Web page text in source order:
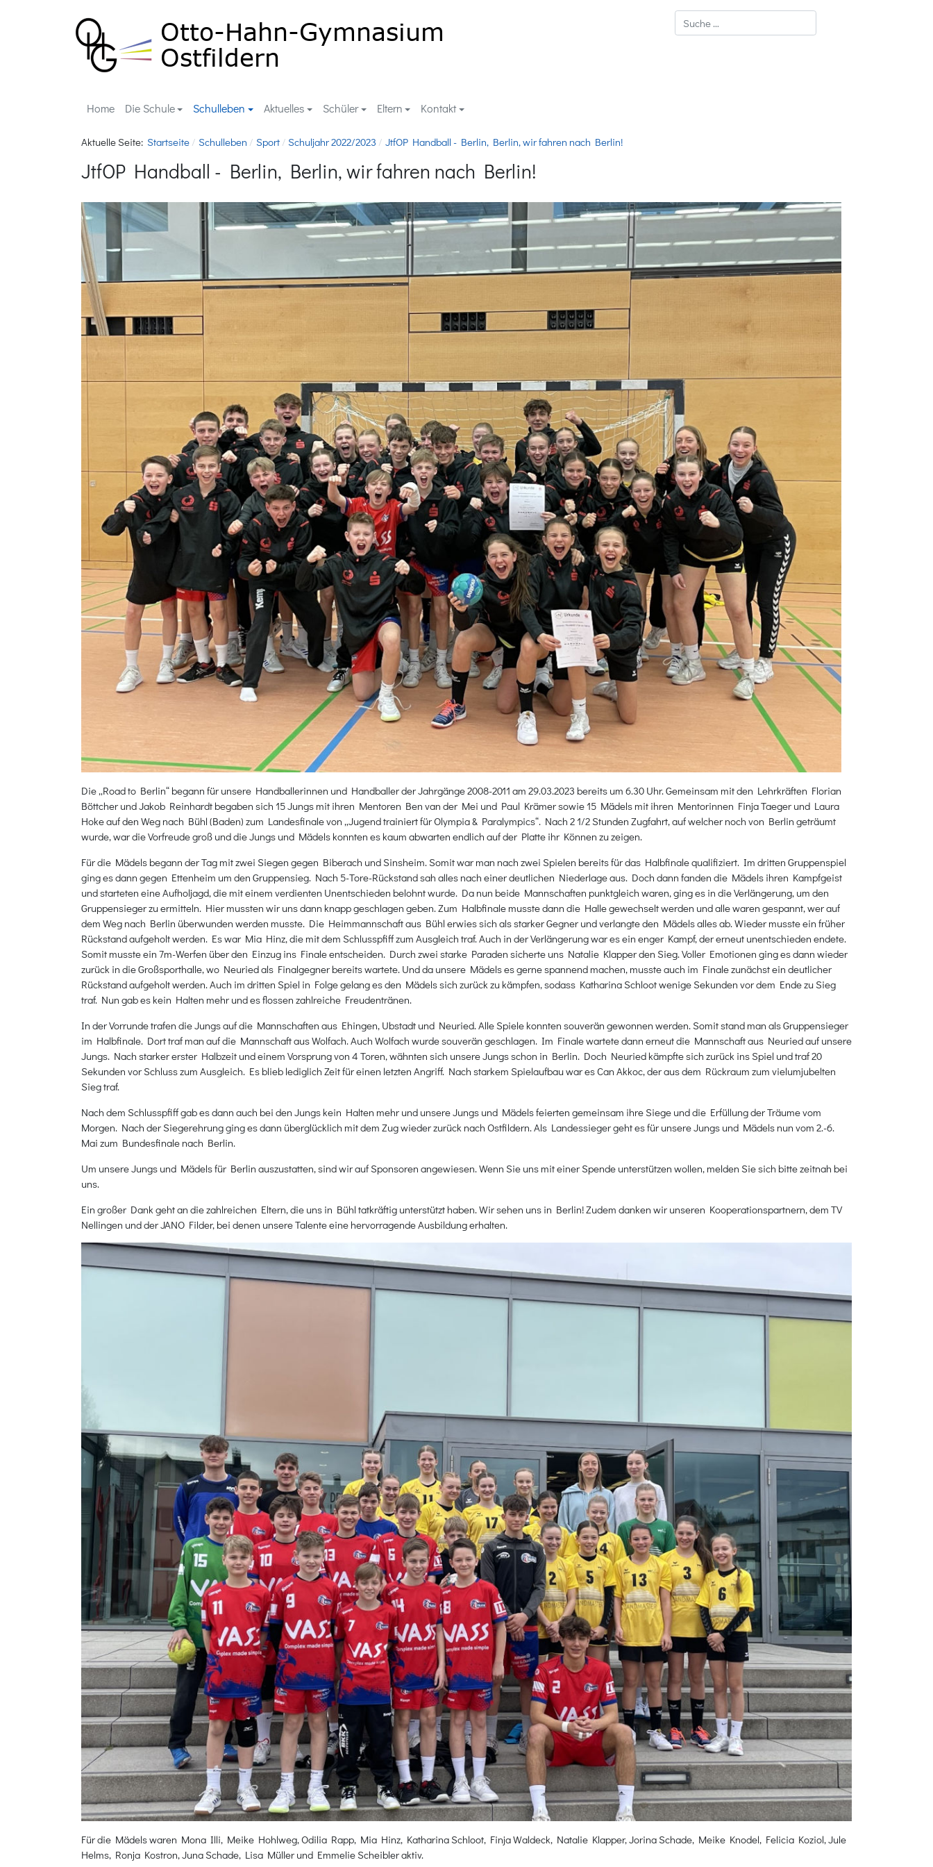
Suchen
Home Die Schule Schulleben Aktuelles Schüler Eltern Kontakt
Aktuelle Seite: Startseite Schulleben Sport Schuljahr 2022/2023 JtfOP Handball - Berlin, Berlin, wir fahren nach Berlin!
JtfOP Handball - Berlin, Berlin, wir fahren nach Berlin!
Die „Road to Berlin“ begann für unsere Handballerinnen und Handballer der Jahrgänge 2008-2011 am 29.03.2023 bereits um 6.30 Uhr. Gemeinsam mit den Lehrkräften Florian
Böttcher und Jakob Reinhardt begaben sich 15 Jungs mit ihren Mentoren Ben van der Mei und Paul Krämer sowie 15 Mädels mit ihren Mentorinnen Finja Taeger und Laura
Hoke auf den Weg nach Bühl (Baden) zum Landesfinale von „Jugend trainiert für Olympia & Paralympics“. Nach 2 1/2 Stunden Zugfahrt, auf welcher noch von Berlin geträumt
wurde, war die Vorfreude groß und die Jungs und Mädels konnten es kaum abwarten endlich auf der Platte ihr Können zu zeigen.
Für die Mädels begann der Tag mit zwei Siegen gegen Biberach und Sinsheim. Somit war man nach zwei Spielen bereits für das Halbfinale qualifiziert. Im dritten Gruppenspiel
ging es dann gegen Ettenheim um den Gruppensieg. Nach 5-Tore-Rückstand sah alles nach einer deutlichen Niederlage aus. Doch dann fanden die Mädels ihren Kampfgeist
und starteten eine Aufholjagd, die mit einem verdienten Unentschieden belohnt wurde. Da nun beide Mannschaften punktgleich waren, ging es in die Verlängerung, um den
Gruppensieger zu ermitteln. Hier mussten wir uns dann knapp geschlagen geben. Zum Halbfinale musste dann die Halle gewechselt werden und alle waren gespannt, wer auf
dem Weg nach Berlin überwunden werden musste. Die Heimmannschaft aus Bühl erwies sich als starker Gegner und verlangte den Mädels alles ab. Wieder musste ein früher
Rückstand aufgeholt werden. Es war Mia Hinz, die mit dem Schlusspfiff zum Ausgleich traf. Auch in der Verlängerung war es ein enger Kampf, der erneut unentschieden endete.
Somit musste ein 7m-Werfen über den Einzug ins Finale entscheiden. Durch zwei starke Paraden sicherte uns Natalie Klapper den Sieg. Voller Emotionen ging es dann wieder
zurück in die Großsporthalle, wo Neuried als Finalgegner bereits wartete. Und da unsere Mädels es gerne spannend machen, musste auch im Finale zunächst ein deutlicher
Rückstand aufgeholt werden. Auch im dritten Spiel in Folge gelang es den Mädels sich zurück zu kämpfen, sodass Katharina Schloot wenige Sekunden vor dem Ende zu Sieg
traf. Nun gab es kein Halten mehr und es flossen zahlreiche Freudentränen.
In der Vorrunde trafen die Jungs auf die Mannschaften aus Ehingen, Ubstadt und Neuried. Alle Spiele konnten souverän gewonnen werden. Somit stand man als Gruppensieger
im Halbfinale. Dort traf man auf die Mannschaft aus Wolfach. Auch Wolfach wurde souverän geschlagen. Im Finale wartete dann erneut die Mannschaft aus Neuried auf unsere
Jungs. Nach starker erster Halbzeit und einem Vorsprung von 4 Toren, wähnten sich unsere Jungs schon in Berlin. Doch Neuried kämpfte sich zurück ins Spiel und traf 20
Sekunden vor Schluss zum Ausgleich. Es blieb lediglich Zeit für einen letzten Angriff. Nach starkem Spielaufbau war es Can Akkoc, der aus dem Rückraum zum vielumjubelten
Sieg traf.
Nach dem Schlusspfiff gab es dann auch bei den Jungs kein Halten mehr und unsere Jungs und Mädels feierten gemeinsam ihre Siege und die Erfüllung der Träume vom
Morgen. Nach der Siegerehrung ging es dann überglücklich mit dem Zug wieder zurück nach Ostfildern. Als Landessieger geht es für unsere Jungs und Mädels nun vom 2.-6.
Mai zum Bundesfinale nach Berlin.
Um unsere Jungs und Mädels für Berlin auszustatten, sind wir auf Sponsoren angewiesen. Wenn Sie uns mit einer Spende unterstützen wollen, melden Sie sich bitte zeitnah bei
uns.
Ein großer Dank geht an die zahlreichen Eltern, die uns in Bühl tatkräftig unterstützt haben. Wir sehen uns in Berlin! Zudem danken wir unseren Kooperationspartnern, dem TV
Nellingen und der JANO Filder, bei denen unsere Talente eine hervorragende Ausbildung erhalten.
Für die Mädels waren Mona Illi, Meike Hohlweg, Odilia Rapp, Mia Hinz, Katharina Schloot, Finja Waldeck, Natalie Klapper, Jorina Schade, Meike Knodel, Felicia Koziol, Jule
Helms, Ronja Kostron, Juna Schade, Lisa Müller und Emmelie Scheibler aktiv.